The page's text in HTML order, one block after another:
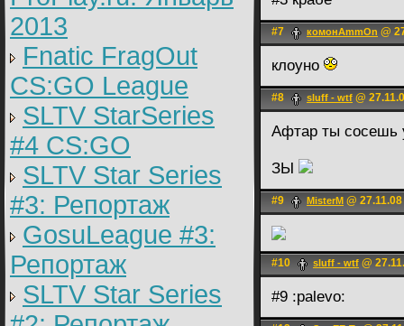
2013
Fnatic FragOut
CS:GO League
SLTV StarSeries
#4 CS:GO
SLTV Star Series
#3: Репортаж
GosuLeague #3:
Репортаж
SLTV Star Series
#7 комонАmmOn @
клоуно
#8 sluff - wtf @
Афтар ты сосешь
ЗЫ
#9 MisterM @
#10 sluff - wtf @
#9 :palevo: